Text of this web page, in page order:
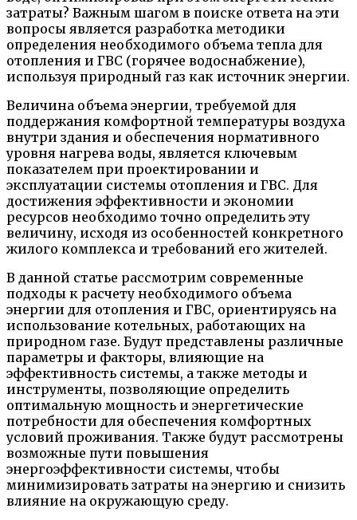
затраты? Важным шагом в поиске ответа на эти
вопросы является разработка методики
определения необходимого объема тепла для
отопления и ГВС (горячее водоснабжение),
используя природный газ как источник энергии.
Величина объема энергии, требуемой для
поддержания комфортной температуры воздуха
внутри здания и обеспечения нормативного
уровня нагрева воды, является ключевым
показателем при проектировании и
эксплуатации системы отопления и ГВС. Для
достижения эффективности и экономии
ресурсов необходимо точно определить эту
величину, исходя из особенностей конкретного
жилого комплекса и требований его жителей.
В данной статье рассмотрим современные
подходы к расчету необходимого объема
энергии для отопления и ГВС, ориентируясь на
использование котельных, работающих на
природном газе. Будут представлены различные
параметры и факторы, влияющие на
эффективность системы, а также методы и
инструменты, позволяющие определить
оптимальную мощность и энергетические
потребности для обеспечения комфортных
условий проживания. Также будут рассмотрены
возможные пути повышения
энергоэффективности системы, чтобы
минимизировать затраты на энергию и снизить
влияние на окружающую среду.